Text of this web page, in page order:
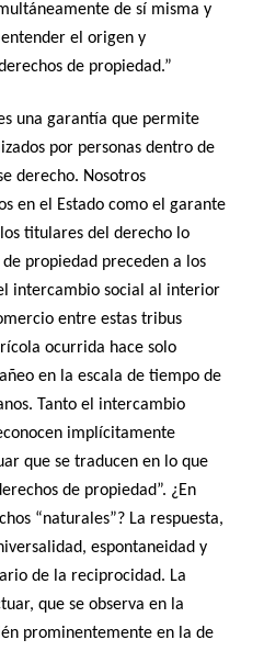
de sí misma y
el origen y
de propiedad.”
una garantía que permite
por personas dentro de
derecho. Nosotros
en el Estado como el garante
titulares del derecho lo
propiedad preceden a los
intercambio social al interior
entre estas tribus
ocurrida hace solo
en la escala de tiempo de
Tanto el intercambio
implícitamente
que se traducen en lo que
de propiedad”. ¿En
“naturales”? La respuesta,
espontaneidad y
de la reciprocidad. La
que se observa en la
prominentemente en la de